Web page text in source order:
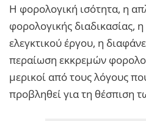
Η φορολογική ισότητα, η
φορολογικής διαδικασίας,
ελεγκτικού έργου, η
περαίωση εκκρεμών
μερικοί από τους λόγους
προβληθεί για τη θέσπιση